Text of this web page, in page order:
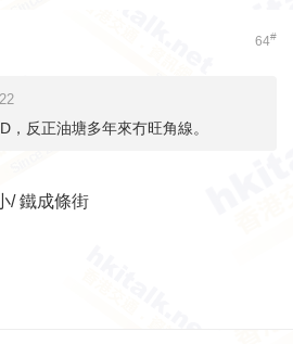
64#
反正油塘多年來冇旺角線。
/ 鐵成條街